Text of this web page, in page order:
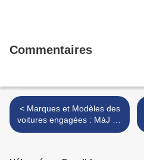
Commentaires
< Marques et Modèles des
voitures engagées : MàJ du
1-09-2015